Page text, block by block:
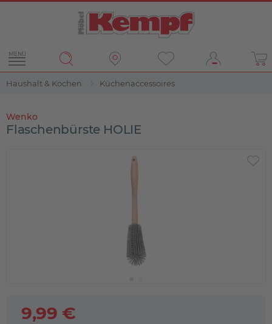
MENÜ
Haushalt & Kochen Küchenaccessoires
Wenko
Flaschenbürste HOLIE
9,99 €